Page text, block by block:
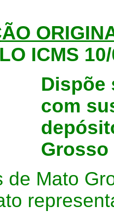
ICMS
Dispõe
com
Grosso
de Mato